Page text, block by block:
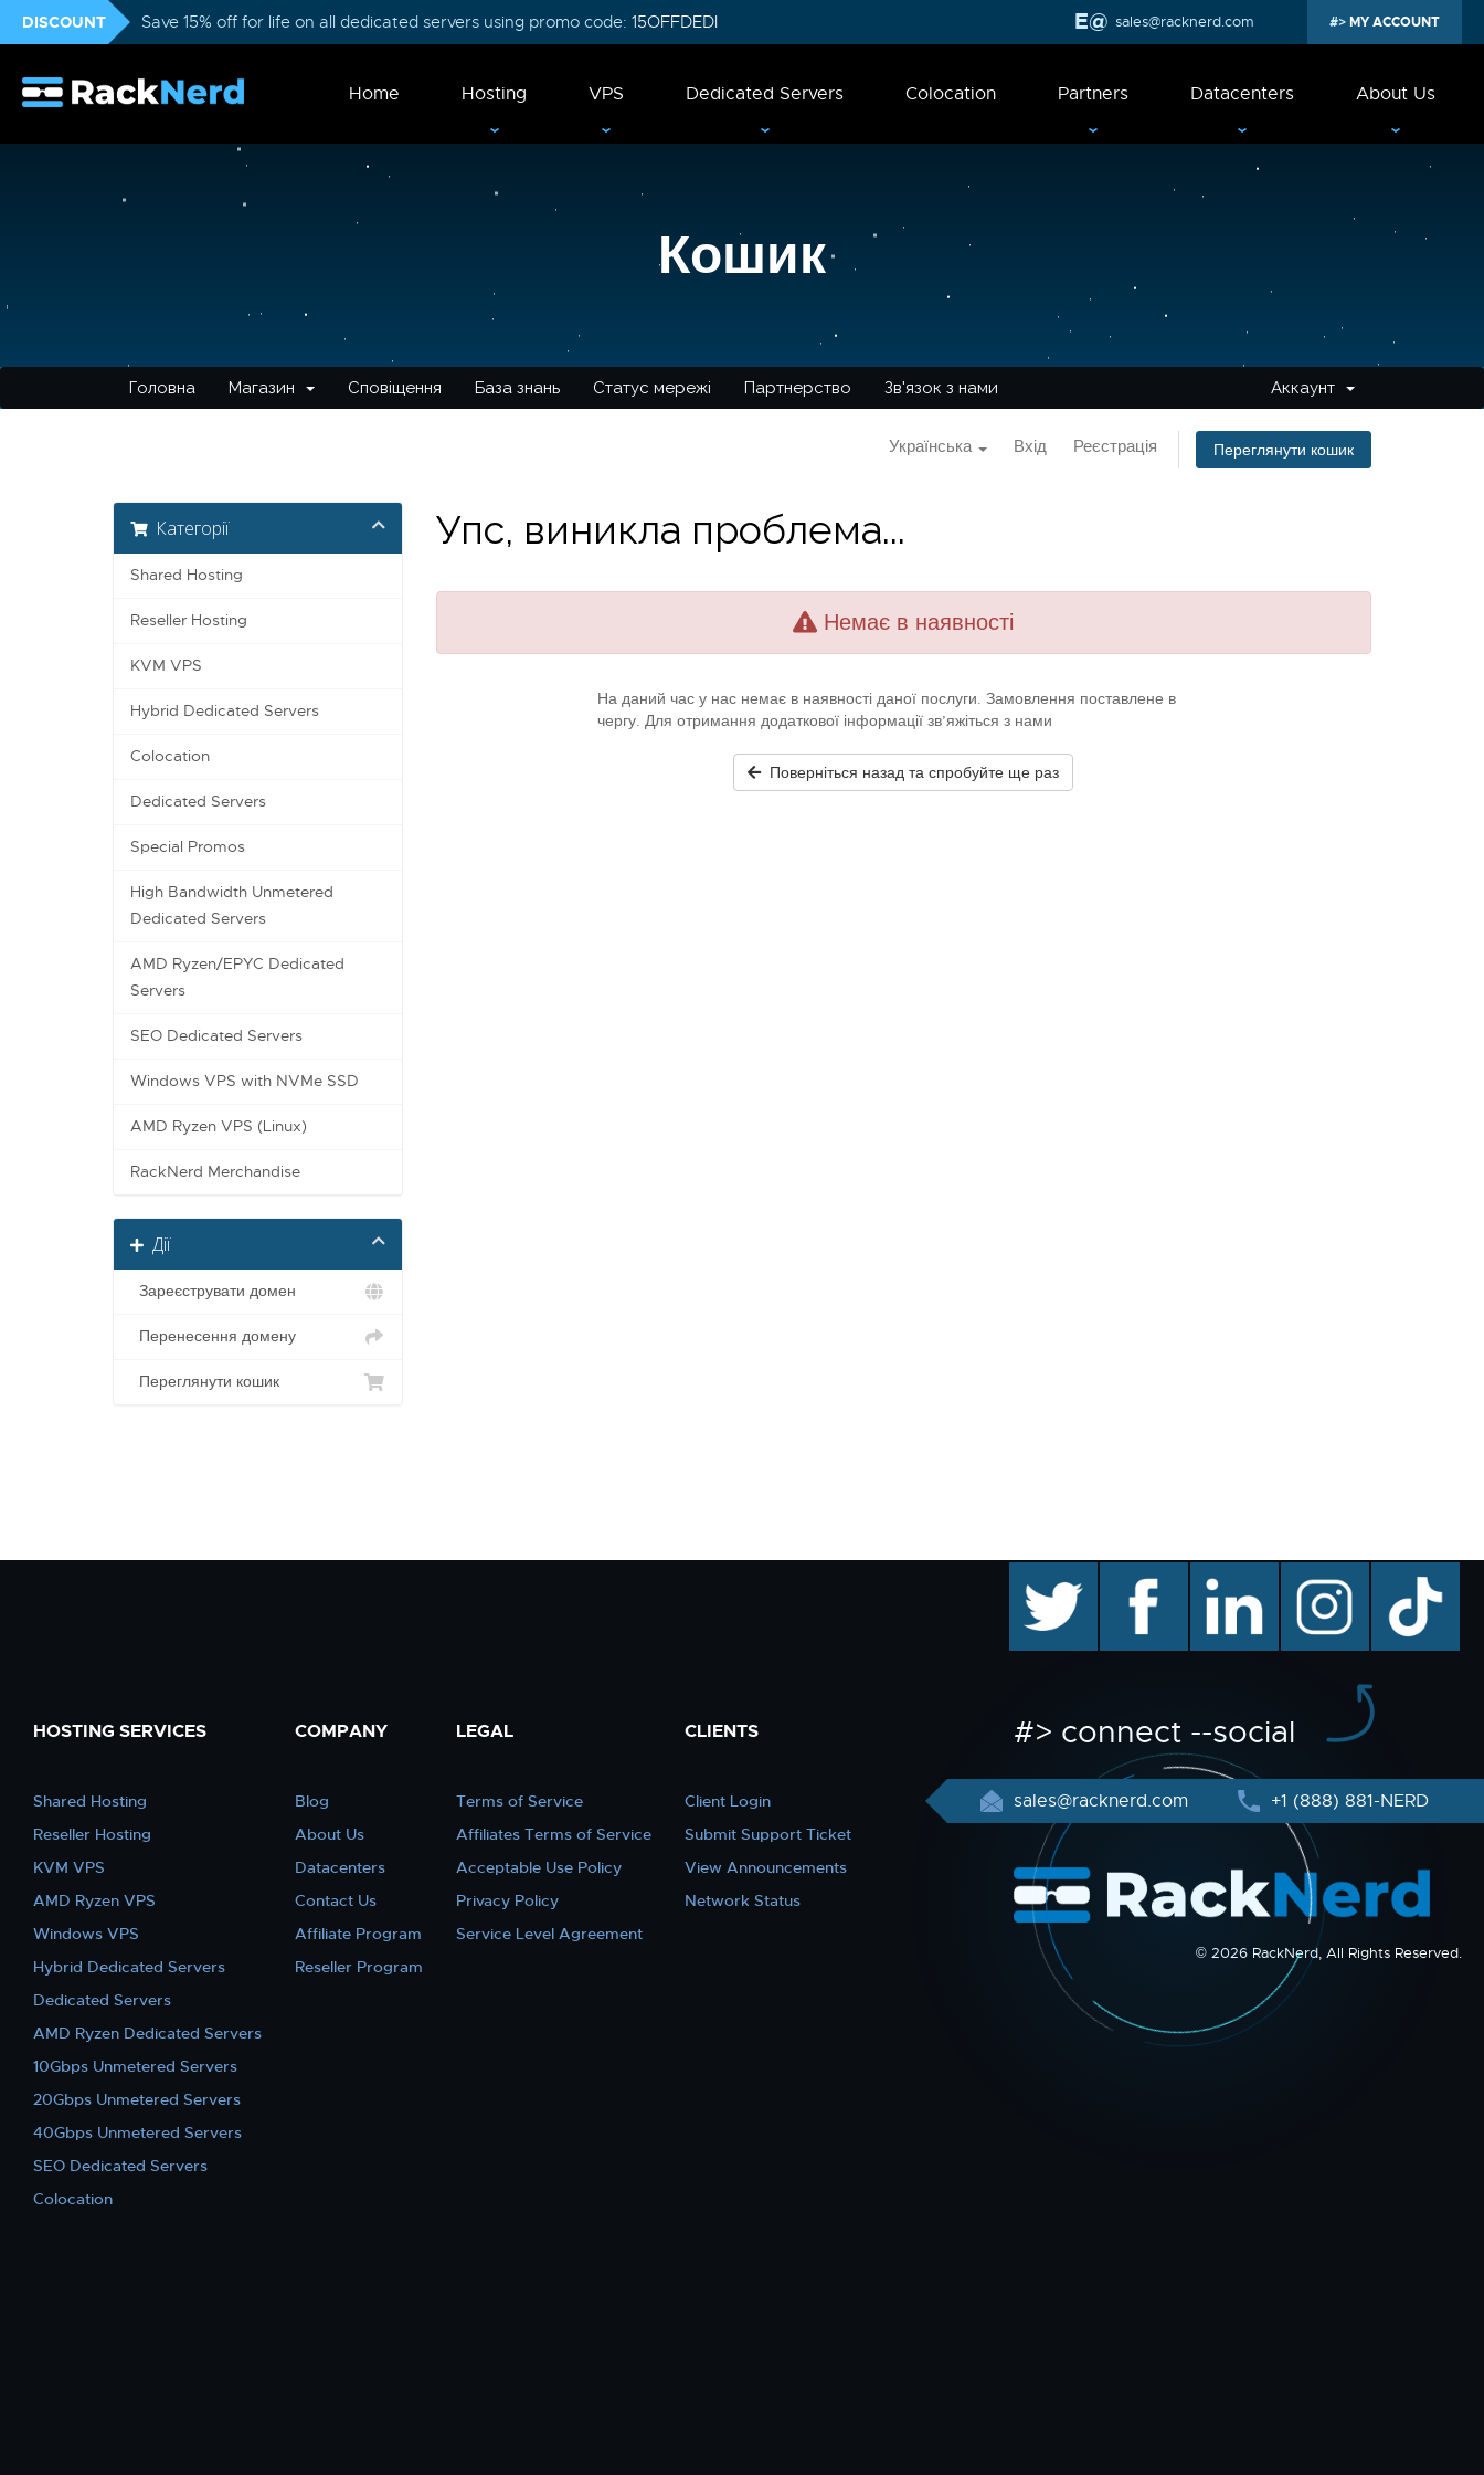
DISCOUNT Save 15% off for life on all dedicated servers using promo code: 15OFFDEDI sales@racknerd.com MY ACCOUNT
Home Hosting VPS Dedicated Servers Colocation Partners Datacenters About Us
Кошик
Головна Магазин Сповіщення База знань Статус мережі Партнерство Зв'язок з нами Аккаунт
Українська Вхід Реєстрація Переглянути кошик
Категорії
Shared Hosting
Reseller Hosting
KVM VPS
Hybrid Dedicated Servers
Colocation
Dedicated Servers
Special Promos
High Bandwidth Unmetered
Dedicated Servers
AMD Ryzen/EPYC Dedicated
Servers
SEO Dedicated Servers
Windows VPS with NVMe SSD
AMD Ryzen VPS (Linux)
RackNerd Merchandise
Дії
Зареєструвати домен
Перенесення домену
Переглянути кошик
Упс, виникла проблема...
Немає в наявності
На даний час у нас немає в наявності даної послуги. Замовлення поставлене в
чергу. Для отримання додаткової інформації зв’яжіться з нами
Поверніться назад та спробуйте ще раз
HOSTING SERVICES
Shared Hosting
Reseller Hosting
KVM VPS
AMD Ryzen VPS
Windows VPS
Hybrid Dedicated Servers
Dedicated Servers
AMD Ryzen Dedicated Servers
10Gbps Unmetered Servers
20Gbps Unmetered Servers
40Gbps Unmetered Servers
SEO Dedicated Servers
Colocation
COMPANY
Blog
About Us
Datacenters
Contact Us
Affiliate Program
Reseller Program
LEGAL
Terms of Service
Affiliates Terms of Service
Acceptable Use Policy
Privacy Policy
Service Level Agreement
CLIENTS
Client Login
Submit Support Ticket
View Announcements
Network Status
facebook linkedin instagram TikTok
#> connect --social
sales@racknerd.com +1 (888) 881-NERD
© 2026 RackNerd, All Rights Reserved.